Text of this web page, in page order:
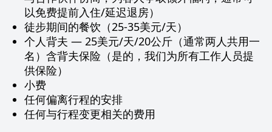
以免费提前入住/延迟退房）
徒步期间的餐饮（25-35美元/天）
个人背夫 — 25美元/天/20公斤（通常两人共用一
名）含背夫保险（是的，我们为所有工作人员提
供保险）
小费
任何偏离行程的安排
任何与行程变更相关的费用